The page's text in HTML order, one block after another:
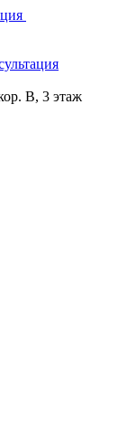
В, 3 этаж